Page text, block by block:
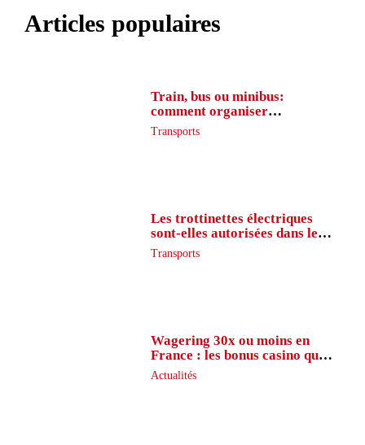
Articles populaires
Train, bus ou minibus:
comment organiser
l’itinéraire en France
Transports
Les trottinettes électriques
sont-elles autorisées dans le
métro ?
Transports
Wagering 30x ou moins en
France : les bonus casino que
peu de joueurs connaissent
vraiment
Actualités